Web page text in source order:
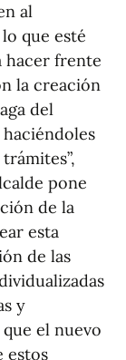
al
que esté
hacer frente
la creación
del
pone
de la
esta
de las
y
el nuevo
estos